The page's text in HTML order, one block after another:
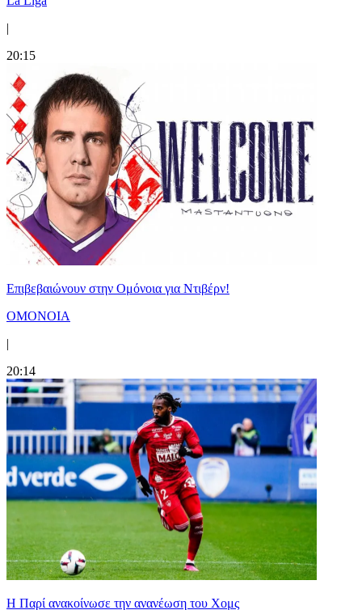
|
20:15
Επιβεβαιώνουν στην Ομόνοια για Ντιβέρν!
ΟΜΟΝΟΙΑ
|
20:14
Η Παρί ανακοίνωσε την ανανέωση του Χομς